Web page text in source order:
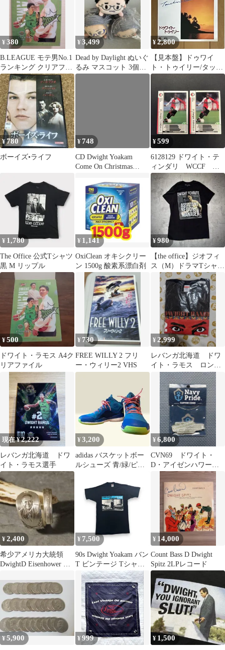
¥380
B.LEAGUE モテ男No.1
ランキング クリアファ
イル ドワイト・ラモ
ス
¥3,499
Dead by Daylight ぬいぐ
るみ マスコット 3個セ
ット
¥2,800
【見本盤】ドゥワイ
ト・トゥイリー/タッチ
ン・ザ・ウインド/ディ
¥780
ボーイズ•ライフ
¥748
CD Dwight Yoakam
Come On Christmas
/00110
¥599
6128129 ドワイト・テ
ィンダリ WCCF サ
ッカーカードゲーム
¥ 1,780
The Office 公式Tシャツ
黒 M リップル
¥ 1,141
OxiClean オキシクリー
ン 1500g 酸素系漂白剤
¥980
【the office】ジオフィ
ス（M）ドラマTシャツ
＊ドワイト海外ドラマ
¥500
ドワイト・ラモス A4ク
リアファイル
¥ 730
FREE WILLY 2 フリ
ー・ウィリー2 VHS
¥2,999
レバンガ北海道 ドワ
イト・ラモス ロン
T Tシャツ
現在 ¥2,222
レバンガ北海道 ドワ
イト・ラモス選手
¥3,200
adidas バスケットボー
ルシューズ 青/緑/ピン
¥6,800
CVN69 ドワイト・
D・アイゼンハワー
チャレンジコイン 空
母 アメリカ海軍
¥2,400
希少アメリカ大統領
DwightD Eisenhower ス
¥ 7,500
90s Dwight Yoakam バン
T ビンテージ Tシャツ
USA製 L 黒 ブラック
ドワイト ヨーカム シン
グルステッチ 半袖 古着
y2k ba-u-2505-036
¥ 14,000
Count Bass D Dwight
Spitz 2LPレコード
¥5,900 ¥999 ¥ 1,500